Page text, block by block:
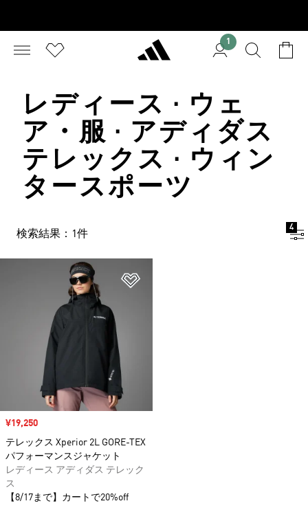
1
レディース · ウェ
ア・服 · アディダス
テレックス · ウィン
タースポーツ
検索結果：1件
4
セール価格
¥19,250
テレックス Xperior 2L GORE-TEX
パフォーマンスジャケット
レディース アディダス テレック
ス
【8/17まで】カートで20%off